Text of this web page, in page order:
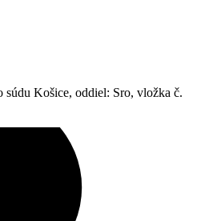
súdu Košice, oddiel: Sro, vložka č.